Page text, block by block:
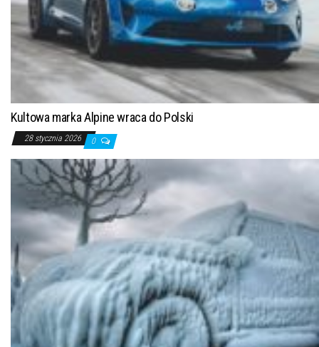
Kultowa marka Alpine wraca do Polski
28 stycznia 2026 0